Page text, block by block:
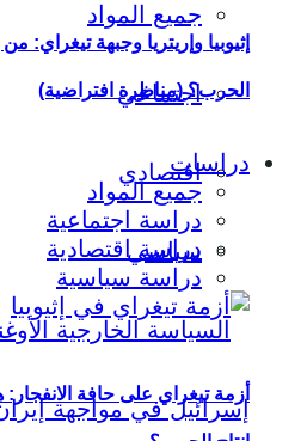
جميع المواد
اجتماعي
اقتصادي
سياسي
إثيوبيا وإريتريا وجبهة تيغراي:
الحرب؟ (مناظرة افتراضية)
دراسات
جميع المواد
دراسة اجتماعية
دراسة اقتصادية
دراسة سياسية
أزمة تيغراي على حافة الانفجار: